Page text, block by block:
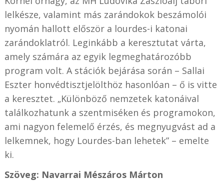
lelkésze, valamint más zarándokok beszámolói
nyomán hallott először a lourdes-i katonai
zarándoklatról. Leginkább a keresztutat várta,
amely számára az egyik legmeghatározóbb
program volt. A stációk bejárása során – Sallai
Eszter honvédtisztjelölthöz hasonlóan – ő is vitte
a keresztet. „Különböző nemzetek katonáival
találkozhatunk a szentmiséken és programokon,
ami nagyon felemelő érzés, és megnyugvást ad a
lelkemnek, hogy Lourdes-ban lehetek” – emelte
ki.
Szöveg: Navarrai Mészáros Márton